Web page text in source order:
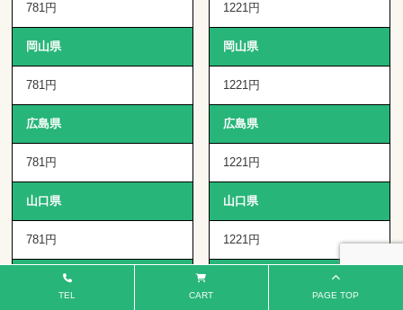
781円
岡山県
781円
広島県
781円
山口県
781円
1221円
岡山県
1221円
広島県
1221円
山口県
1221円
TEL CART PAGE TOP